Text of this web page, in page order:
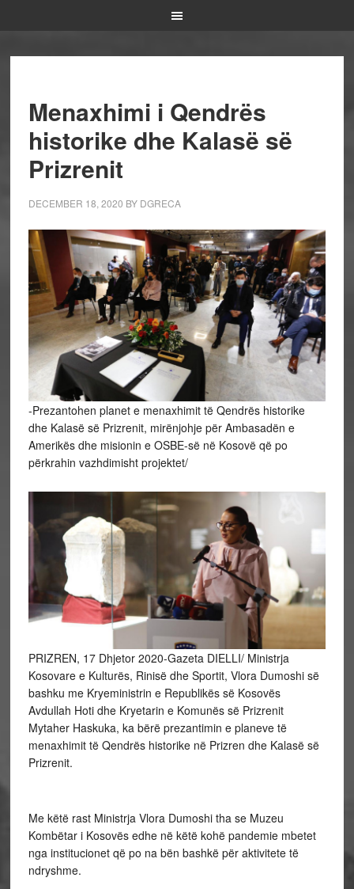
Menaxhimi i Qendrës
historike dhe Kalasë së
Prizrenit
DECEMBER 18, 2020 BY DGRECA
-Prezantohen planet e menaxhimit të Qendrës historike
dhe Kalasë së Prizrenit, mirënjohje për Ambasadën e
Amerikës dhe misionin e OSBE-së në Kosovë që po
përkrahin vazhdimisht projektet/
PRIZREN, 17 Dhjetor 2020-Gazeta DIELLI/ Ministrja
Kosovare e Kulturës, Rinisë dhe Sportit, Vlora Dumoshi së
bashku me Kryeministrin e Republikës së Kosovës
Avdullah Hoti dhe Kryetarin e Komunës së Prizrenit
Mytaher Haskuka, ka bërë prezantimin e planeve të
menaxhimit të Qendrës historike në Prizren dhe Kalasë së
Prizrenit.
Me këtë rast Ministrja Vlora Dumoshi tha se Muzeu
Kombëtar i Kosovës edhe në këtë kohë pandemie mbetet
nga institucionet që po na bën bashkë për aktivitete të
ndryshme.